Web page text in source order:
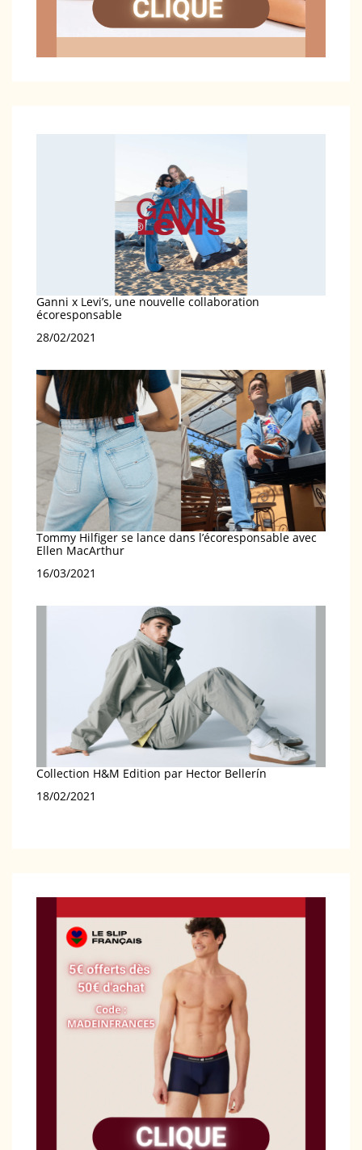
Ganni x Levi’s, une nouvelle collaboration
écoresponsable
Date
28/02/2021
Tommy Hilfiger se lance dans l’écoresponsable avec
Ellen MacArthur
Date
16/03/2021
Collection H&M Edition par Hector Bellerín
Date
18/02/2021